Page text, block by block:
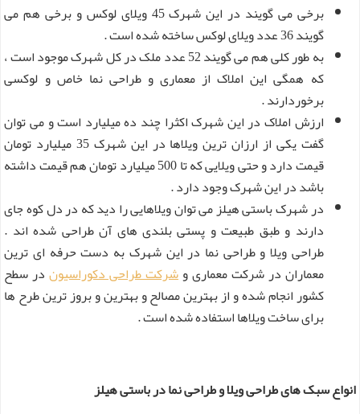
برخی می گویند در این شهرک 45 ویلای لوکس و برخی هم می
گویند 36 عدد ویلای لوکس ساخته شده است .
به طور کلی هم می گویند 52 عدد ملک در کل شهرک موجود است ،
که همگی این املاک از معماری و طراحی نما خاص و لوکسی
برخوردارند .
ارزش املاک در این شهرک اکثرا چند ده میلیارد است و می توان
گفت یکی از ارزان ترین ویلاها در این شهرک 35 میلیارد تومان
قیمت دارد و حتی ویلایی که تا 500 میلیارد تومان هم قیمت داشته
باشد در این شهرک وجود دارد .
در شهرک باستی هیلز می توان ویلاهایی را دید که در دل کوه جای
دارند و طبق طبیعت و پستی بلندی های آن طراحی شده اند .
طراحی ویلا و طراحی نما در این شهرک به دست حرفه ای ترین
معماران در شرکت معماری وشرکت طراحی دکوراسیوندر سطح
کشور انجام شده و از بهترین مصالح و بهترین و بروز ترین طرح ها
برای ساخت ویلاها استفاده شده است .
انواع سبک های طراحی ویلا و طراحی نما در باستی هیلز